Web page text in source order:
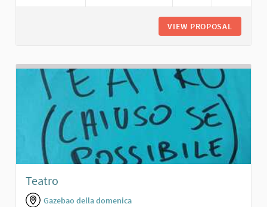
VIEW PROPOSAL
Teatro
Gazebao della domenica